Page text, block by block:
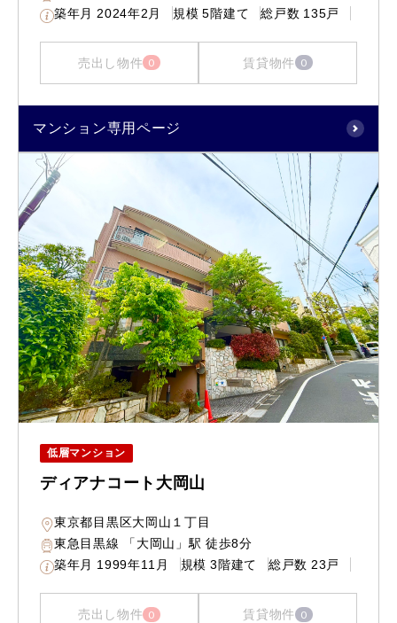
築年月 2024年2月 規模 5階建て 総戸数 135戸
売出し物件 0 賃貸物件 0
マンション専用ページ
低層マンション
ディアナコート大岡山
東京都目黒区大岡山１丁目
東急目黒線 「大岡山」駅 徒歩8分
築年月 1999年11月 規模 3階建て 総戸数 23戸
売出し物件 0 賃貸物件 0